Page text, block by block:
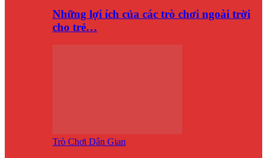
Những lợi ích của các trò chơi ngoài trời
cho trẻ…
Trò Chơi Dân Gian